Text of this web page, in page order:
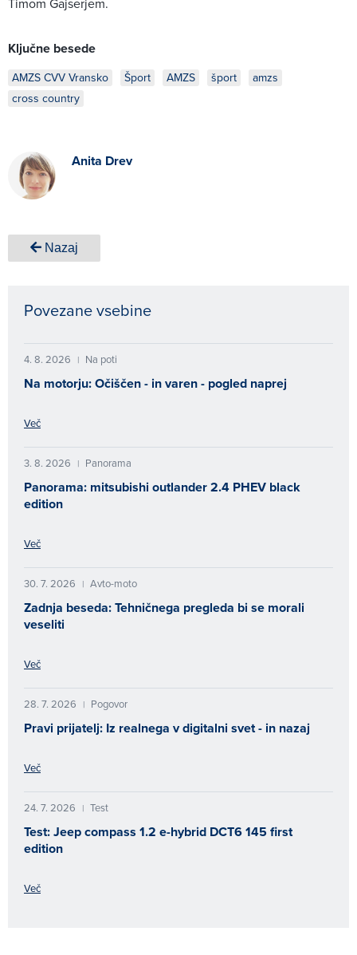
Ključne besede
AMZS CVV Vransko Šport AMZS šport
amzs
cross country
Anita Drev
Nazaj
Povezane vsebine
4. 8. 2026 | Na poti
Na motorju: Očiščen - in varen - pogled naprej
Več
3. 8. 2026 | Panorama
Panorama: mitsubishi outlander 2.4 PHEV black
edition
Več
30. 7. 2026 | Avto-moto
Zadnja beseda: Tehničnega pregleda bi se morali
veseliti
Več
28. 7. 2026 | Pogovor
Pravi prijatelj: Iz realnega v digitalni svet - in nazaj
Več
24. 7. 2026 | Test
Test: Jeep compass 1.2 e-hybrid DCT6 145 first
edition
Več